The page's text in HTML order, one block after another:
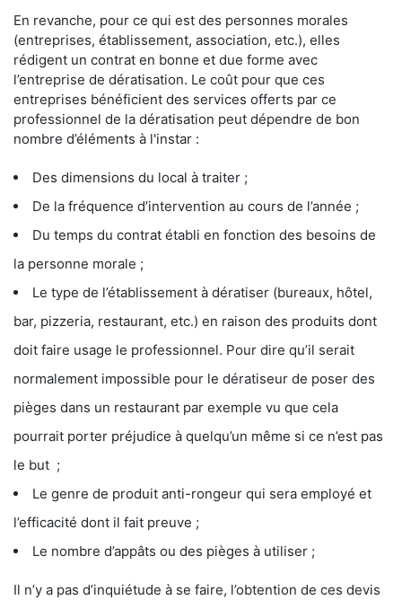
En revanche, pour ce qui est des personnes morales
(entreprises, établissement, association, etc.), elles
rédigent un contrat en bonne et due forme avec
l’entreprise de dératisation. Le coût pour que ces
entreprises bénéficient des services offerts par ce
professionnel de la dératisation peut dépendre de bon
nombre d’éléments à l'instar :
Des dimensions du local à traiter ;
De la fréquence d’intervention au cours de l’année ;
Du temps du contrat établi en fonction des besoins de
la personne morale ;
Le type de l’établissement à dératiser (bureaux, hôtel,
bar, pizzeria, restaurant, etc.) en raison des produits dont
doit faire usage le professionnel. Pour dire qu’il serait
normalement impossible pour le dératiseur de poser des
pièges dans un restaurant par exemple vu que cela
pourrait porter préjudice à quelqu’un même si ce n’est pas
le but ;
Le genre de produit anti-rongeur qui sera employé et
l’efficacité dont il fait preuve ;
Le nombre d’appâts ou des pièges à utiliser ;
Il n’y a pas d’inquiétude à se faire, l’obtention de ces devis